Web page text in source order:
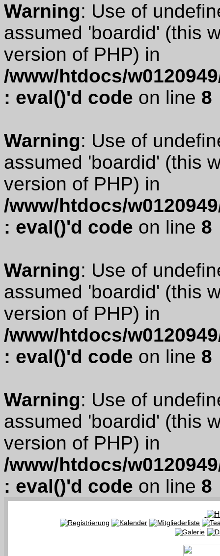
Warning: Use of
assumed 'boardid' (this
version of PHP) in
/www/htdocs/
: eval()'d code on line 8
Warning: Use of
assumed 'boardid' (this
version of PHP) in
/www/htdocs/
: eval()'d code on line 8
Warning: Use of
assumed 'boardid' (this
version of PHP) in
/www/htdocs/
: eval()'d code on line 8
Warning: Use of
assumed 'boardid' (this
version of PHP) in
/www/htdocs/
: eval()'d code on line 8